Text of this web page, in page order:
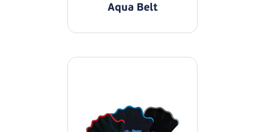
Aqua Belt